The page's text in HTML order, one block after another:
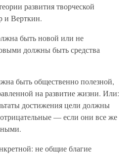
развития творческой
и Верткин.
быть новой или не
должны быть средства
быть общественно полезной,
на развитие жизни. Или:
достижения цели должны
— если они все же
не общие благие